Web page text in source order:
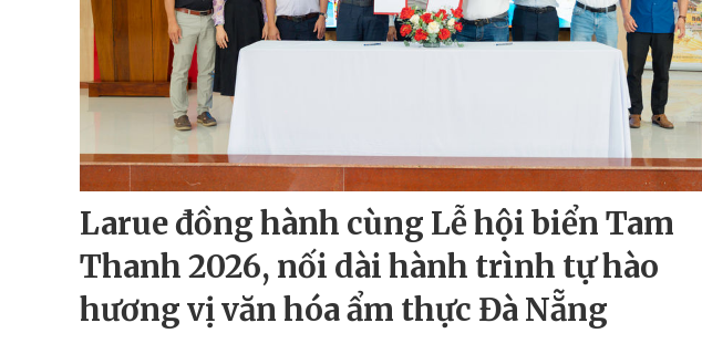
Larue đồng hành cùng Lễ hội biển Tam
Thanh 2026, nối dài hành trình tự hào
hương vị văn hóa ẩm thực Đà Nẵng